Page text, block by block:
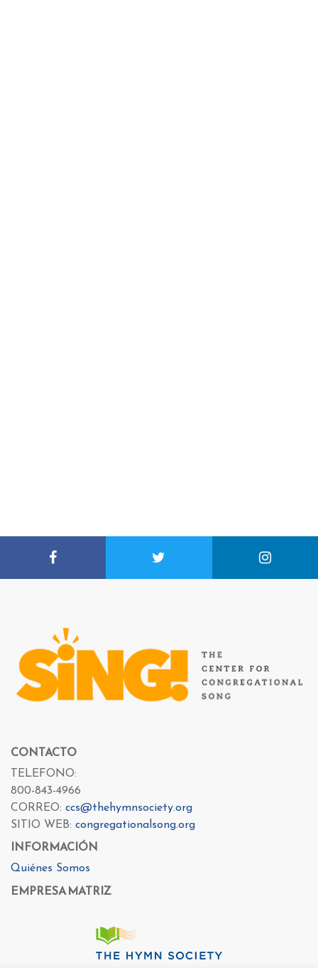
CONTACTO
TELEFONO:
800-843-4966
CORREO: ccs@thehymnsociety.org
SITIO WEB: congregationalsong.org
INFORMACIÓN
Quiénes Somos
EMPRESA MATRIZ